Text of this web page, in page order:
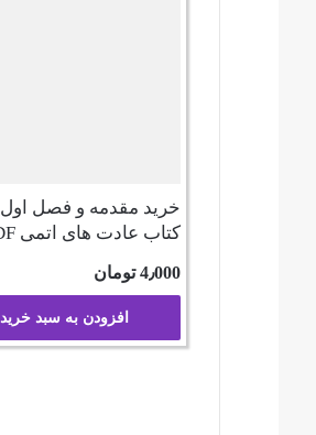
خرید مقدمه و فصل اول
کتاب عادت های اتمی PDF
4٫000 تومان
افزودن به سبد خرید